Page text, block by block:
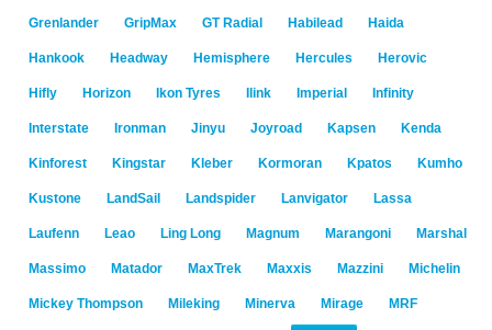
Grenlander GripMax GT Radial Habilead Haida
Hankook Headway Hemisphere Hercules Herovic
Hifly Horizon Ikon Tyres Ilink Imperial Infinity
Interstate Ironman Jinyu Joyroad Kapsen Kenda
Kinforest Kingstar Kleber Kormoran Kpatos Kumho
Kustone LandSail Landspider Lanvigator Lassa
Laufenn Leao Ling Long Magnum Marangoni Marshal
Massimo Matador MaxTrek Maxxis Mazzini Michelin
Mickey Thompson Mileking Minerva Mirage MRF